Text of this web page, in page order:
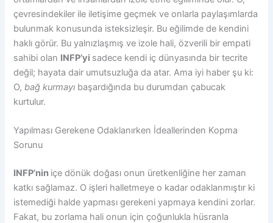
çevresindekiler ile iletişime geçmek ve onlarla paylaşımlarda
bulunmak konusunda isteksizleşir. Bu eğilimde de kendini
haklı görür. Bu yalnızlaşmış ve izole hali, özverili bir empati
sahibi olan INFP’yi sadece kendi iç dünyasında bir tecrite
değil; hayata dair umutsuzluğa da atar. Ama iyi haber şu ki:
O,bağ kurmayı başardığında bu durumdan çabucak
kurtulur.
Yapılması Gerekene Odaklanırken İdeallerinden Kopma
Sorunu
INFP’nin içe dönük doğası onun üretkenliğine her zaman
katkı sağlamaz. O işleri halletmeye o kadar odaklanmıştır ki
istemediği halde yapması gerekeni yapmaya kendini zorlar.
Fakat, bu zorlama hali onun için çoğunlukla hüsranla